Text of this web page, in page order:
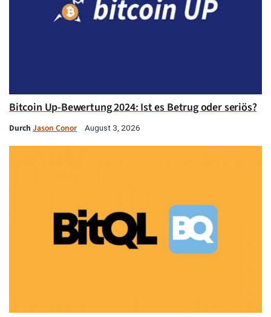
Bitcoin Up-Bewertung 2024: Ist es Betrug oder seriös?
Durch Jason Conor August 3, 2026